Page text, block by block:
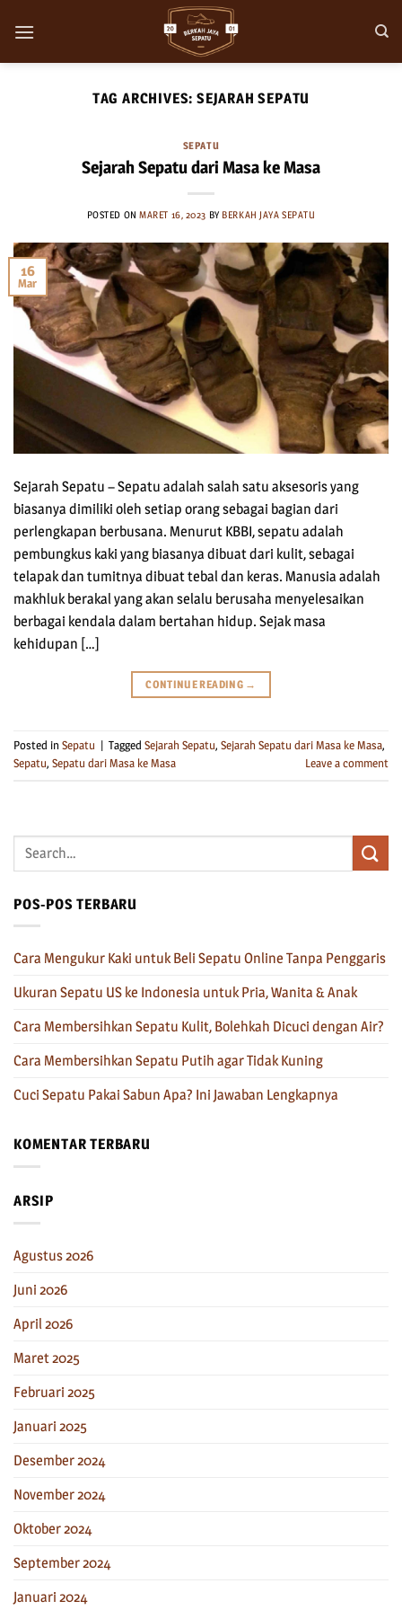
TAG ARCHIVES: SEJARAH SEPATU
SEPATU
Sejarah Sepatu dari Masa ke Masa
POSTED ONMARET 16, 2023 BY BERKAH JAYA SEPATU
16
Mar
Sejarah Sepatu – Sepatu adalah salah satu aksesoris yang
biasanya dimiliki oleh setiap orang sebagai bagian dari
perlengkapan berbusana. Menurut KBBI, sepatu adalah
pembungkus kaki yang biasanya dibuat dari kulit, sebagai
telapak dan tumitnya dibuat tebal dan keras. Manusia adalah
makhluk berakal yang akan selalu berusaha menyelesaikan
berbagai kendala dalam bertahan hidup. Sejak masa
kehidupan […]
CONTINUE READING →
Posted in Sepatu | Tagged Sejarah Sepatu, Sejarah Sepatu dari Masa ke Masa,
Sepatu, Sepatu dari Masa ke Masa Leave a comment
POS-POS TERBARU
Cara Mengukur Kaki untuk Beli Sepatu Online Tanpa Penggaris
Ukuran Sepatu US ke Indonesia untuk Pria, Wanita & Anak
Cara Membersihkan Sepatu Kulit, Bolehkah Dicuci dengan Air?
Cara Membersihkan Sepatu Putih agar Tidak Kuning
Cuci Sepatu Pakai Sabun Apa? Ini Jawaban Lengkapnya
KOMENTAR TERBARU
ARSIP
Agustus 2026
Juni 2026
April 2026
Maret 2025
Februari 2025
Januari 2025
Desember 2024
November 2024
Oktober 2024
September 2024
Januari 2024